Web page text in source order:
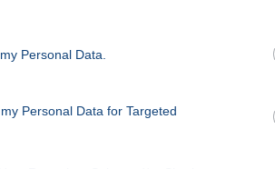
Personal Data.
Personal Data for Targeted
közbeszédet és a
kritikák is.
rendkívül érzékenyek,
maradás elvét